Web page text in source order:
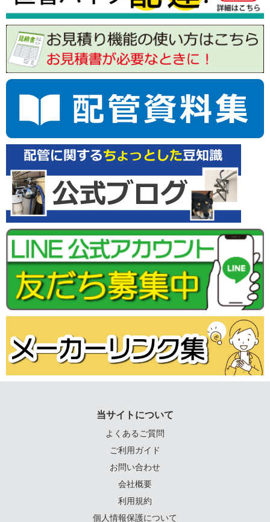
当サイトについて
よくあるご質問
ご利用ガイド
お問い合わせ
会社概要
利用規約
個人情報保護について